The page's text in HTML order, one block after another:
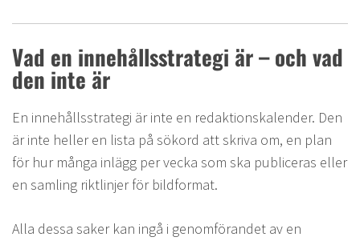
Vad en innehållsstrategi är – och vad
den inte är
En innehållsstrategi är inte en redaktionskalender. Den
är inte heller en lista på sökord att skriva om, en plan
för hur många inlägg per vecka som ska publiceras eller
en samling riktlinjer för bildformat.
Alla dessa saker kan ingå i genomförandet av en